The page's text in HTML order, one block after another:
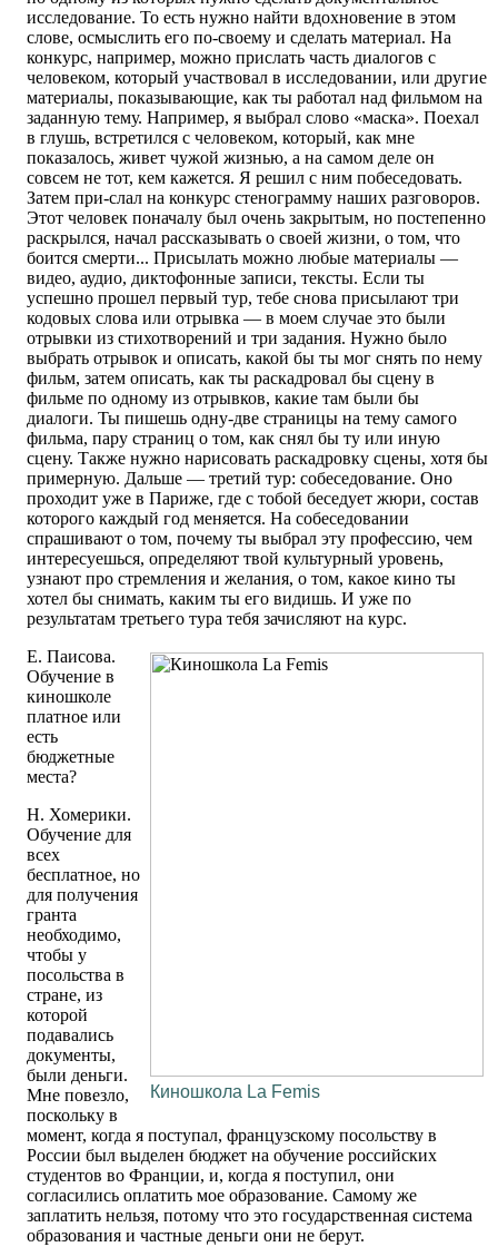
исследование. То есть нужно найти вдохновение в этом
слове, осмыслить его по-своему и сделать материал. На
конкурс, например, можно прислать часть диалогов с
человеком, который участвовал в исследовании, или другие
материалы, показывающие, как ты работал над фильмом на
заданную тему. Например, я выбрал слово «маска». Поехал
в глушь, встретился с человеком, который, как мне
показалось, живет чужой жизнью, а на самом деле он
совсем не тот, кем кажется. Я решил с ним побеседовать.
Затем при-слал на конкурс стенограмму наших разговоров.
Этот человек поначалу был очень закрытым, но постепенно
раскрылся, начал рассказывать о своей жизни, о том, что
боится смерти... Присылать можно любые материалы —
видео, аудио, диктофонные записи, тексты. Если ты
успешно прошел первый тур, тебе снова присылают три
кодовых слова или отрывка — в моем случае это были
отрывки из стихотворений и три задания. Нужно было
выбрать отрывок и описать, какой бы ты мог снять по нему
фильм, затем описать, как ты раскадровал бы сцену в
фильме по одному из отрывков, какие там были бы
диалоги. Ты пишешь одну-две страницы на тему самого
фильма, пару страниц о том, как снял бы ту или иную
сцену. Также нужно нарисовать раскадровку сцены, хотя бы
примерную. Дальше — третий тур: собеседование. Оно
проходит уже в Париже, где с тобой беседует жюри, состав
которого каждый год меняется. На собеседовании
спрашивают о том, почему ты выбрал эту профессию, чем
интересуешься, определяют твой культурный уровень,
узнают про стремления и желания, о том, какое кино ты
хотел бы снимать, каким ты его видишь. И уже по
результатам третьего тура тебя зачисляют на курс.
Киношкола La Femis
Е. Паисова.
Обучение в
киношколе
платное или
есть
бюджетные
места?
Н. Хомерики.
Обучение для
всех
бесплатное, но
для получения
гранта
необходимо,
чтобы у
посольства в
стране, из
которой
подавались
документы,
были деньги.
Мне повезло,
поскольку в
момент, когда я поступал, французскому посольству в
России был выделен бюджет на обучение российских
студентов во Франции, и, когда я поступил, они
согласились оплатить мое образование. Самому же
заплатить нельзя, потому что это государственная система
образования и частные деньги они не берут.